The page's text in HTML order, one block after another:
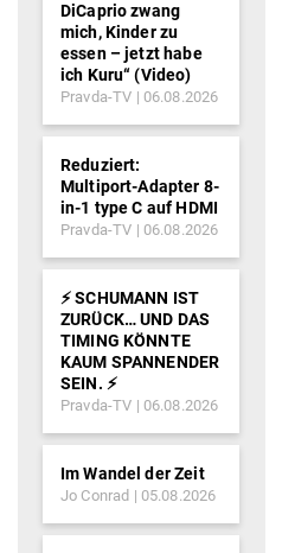
DiCaprio zwang
mich, Kinder zu
essen – jetzt habe
ich Kuru“ (Video)
Pravda-TV 06.08.2026
Reduziert:
Multiport-Adapter 8-
in-1 type C auf HDMI
Pravda-TV 06.08.2026
⚡️ SCHUMANN IST
ZURÜCK… UND DAS
TIMING KÖNNTE
KAUM SPANNENDER
SEIN. ⚡️
Pravda-TV 06.08.2026
Im Wandel der Zeit
Jo Conrad 05.08.2026